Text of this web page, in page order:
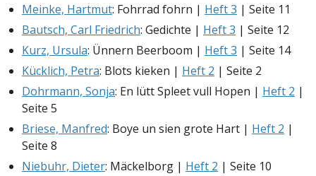
Meinke, Hartmut: Fohrrad fohrn | Heft 3 | Seite 11
Bautsch, Carl Friedrich: Gedichte | Heft 3 | Seite 12
Kurz, Ursula: Ünnern Beerboom | Heft 3 | Seite 14
Kücklich, Petra: Blots kieken | Heft 2 | Seite 2
Dohrmann, Sonja: En lütt Spleet vull Hopen | Heft 2 |
Seite 5
Briese, Manfred: Boye un sien grote Hart | Heft 2 |
Seite 8
Niebuhr, Dieter: Mäckelborg | Heft 2 | Seite 10